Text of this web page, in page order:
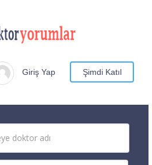
Giriş Yap Şimdi Katıl